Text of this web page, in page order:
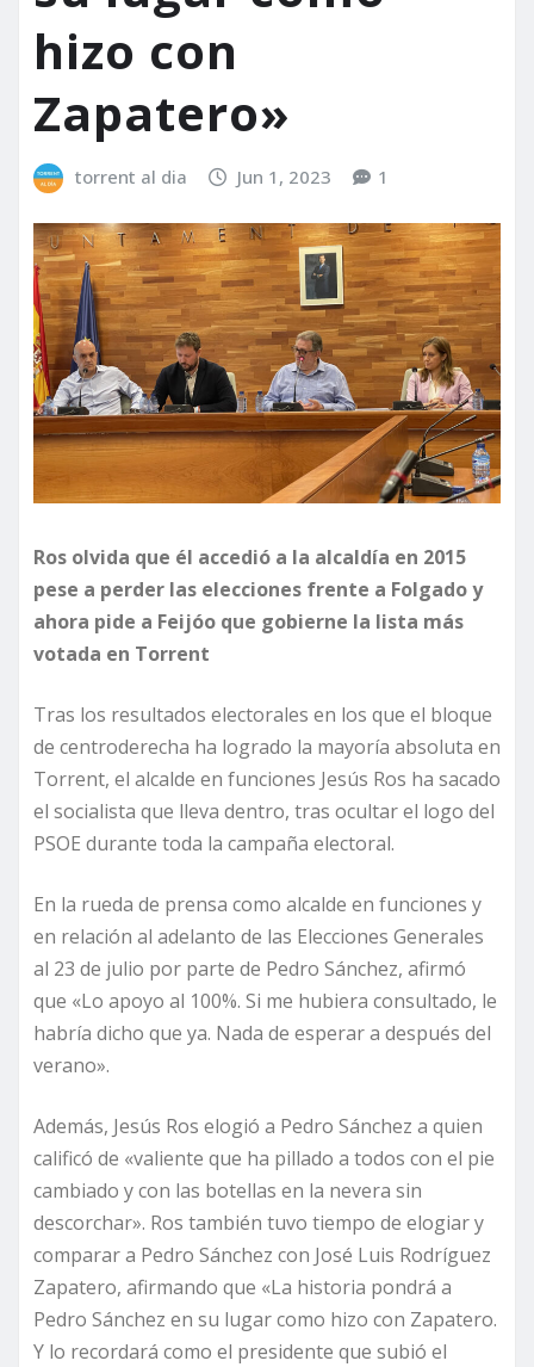
hizo con
Zapatero»
torrent al dia Jun 1, 2023 1
Ros olvida que él accedió a la alcaldía en 2015
pese a perder las elecciones frente a Folgado y
ahora pide a Feijóo que gobierne la lista más
votada en Torrent
Tras los resultados electorales en los que el bloque
de centroderecha ha logrado la mayoría absoluta en
Torrent, el alcalde en funciones Jesús Ros ha sacado
el socialista que lleva dentro, tras ocultar el logo del
PSOE durante toda la campaña electoral.
En la rueda de prensa como alcalde en funciones y
en relación al adelanto de las Elecciones Generales
al 23 de julio por parte de Pedro Sánchez, afirmó
que «Lo apoyo al 100%. Si me hubiera consultado, le
habría dicho que ya. Nada de esperar a después del
verano».
Además, Jesús Ros elogió a Pedro Sánchez a quien
calificó de «valiente que ha pillado a todos con el pie
cambiado y con las botellas en la nevera sin
descorchar». Ros también tuvo tiempo de elogiar y
comparar a Pedro Sánchez con José Luis Rodríguez
Zapatero, afirmando que «La historia pondrá a
Pedro Sánchez en su lugar como hizo con Zapatero.
Y lo recordará como el presidente que subió el